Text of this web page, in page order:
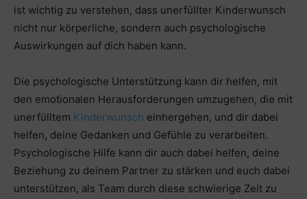
ist wichtig zu verstehen, dass unerfüllter Kinderwunsch
nicht nur körperliche, sondern auch psychologische
Auswirkungen auf dich haben kann.
Die psychologische Unterstützung kann dir helfen, mit
den emotionalen Herausforderungen umzugehen, die mit
unerfülltem Kinderwunsch einhergehen, und dir dabei
helfen, deine Gedanken und Gefühle zu verarbeiten.
Psychologische Hilfe kann dir auch dabei helfen, deine
Beziehung zu deinem Partner zu stärken und euch dabei
unterstützen, als Team durch diese schwierige Zeit zu